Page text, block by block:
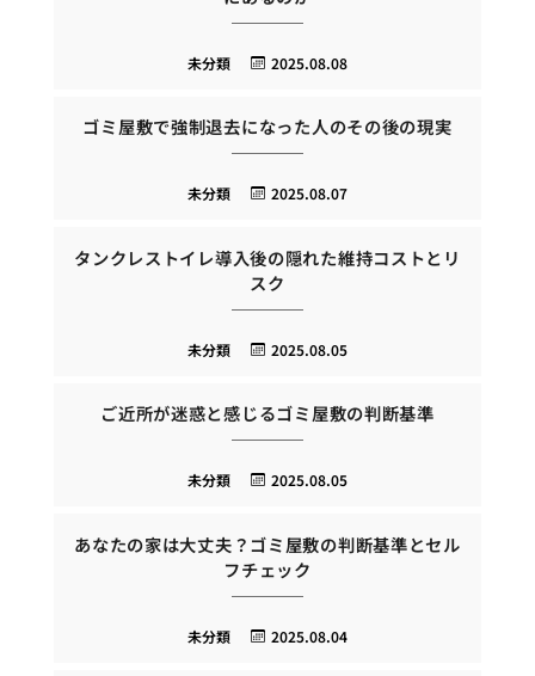
2025.08.08
未分類
ゴミ屋敷で強制退去になった人のその後の現実
2025.08.07
未分類
タンクレストイレ導入後の隠れた維持コストとリ
スク
2025.08.05
未分類
ご近所が迷惑と感じるゴミ屋敷の判断基準
2025.08.05
未分類
あなたの家は大丈夫？ゴミ屋敷の判断基準とセル
フチェック
2025.08.04
未分類